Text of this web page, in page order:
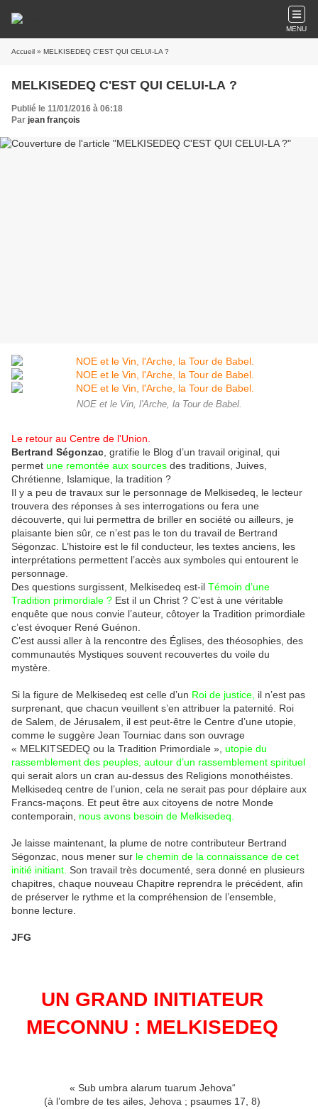
MENU
Accueil » MELKISEDEQ C'EST QUI CELUI-LA ?
MELKISEDEQ C'EST QUI CELUI-LA ?
Publié le 11/01/2016 à 06:18
Par jean françois
NOE et le Vin, l'Arche, la Tour de Babel.
Le retour au Centre de l'Union.
Bertrand Ségonzac , gratifie le Blog d’un travail original, qui
permet une remontée aux sources des traditions, Juives,
Chrétienne, Islamique, la tradition ?
Il y a peu de travaux sur le personnage de Melkisedeq, le lecteur
trouvera des réponses à ses interrogations ou fera une
découverte, qui lui permettra de briller en société ou ailleurs, je
plaisante bien sûr, ce n’est pas le ton du travail de Bertrand
Ségonzac. L’histoire est le fil conducteur, les textes anciens, les
interprétations permettent l’accès aux symboles qui entourent le
personnage.
Des questions surgissent, Melkisedeq est-il Témoin d’une
Tradition primordiale ? Est il un Christ ? C’est à une véritable
enquête que nous convie l’auteur, côtoyer la Tradition primordiale
c’est évoquer René Guénon.
C’est aussi aller à la rencontre des Églises, des théosophies, des
communautés Mystiques souvent recouvertes du voile du
mystère.
Si la figure de Melkisedeq est celle d’un Roi de justice, il n’est pas
surprenant, que chacun veuillent s’en attribuer la paternité. Roi
de Salem, de Jérusalem, il est peut-être le Centre d’une utopie,
comme le suggère Jean Tourniac dans son ouvrage
« MELKITSEDEQ ou la Tradition Primordiale », utopie du
rassemblement des peuples, autour d’un rassemblement spirituel
qui serait alors un cran au-dessus des Religions monothéistes.
Melkisedeq centre de l’union, cela ne serait pas pour déplaire aux
Francs-maçons. Et peut être aux citoyens de notre Monde
contemporain, nous avons besoin de Melkisedeq.
Je laisse maintenant, la plume de notre contributeur Bertrand
Ségonzac, nous mener sur le chemin de la connaissance de cet
initié initiant. Son travail très documenté, sera donné en plusieurs
chapitres, chaque nouveau Chapitre reprendra le précédent, afin
de préserver le rythme et la compréhension de l’ensemble,
bonne lecture.
JFG
UN GRAND INITIATEUR
MECONNU : MELKISEDEQ
« Sub umbra alarum tuarum Jehova“
(à l’ombre de tes ailes, Jehova ; psaumes 17, 8)